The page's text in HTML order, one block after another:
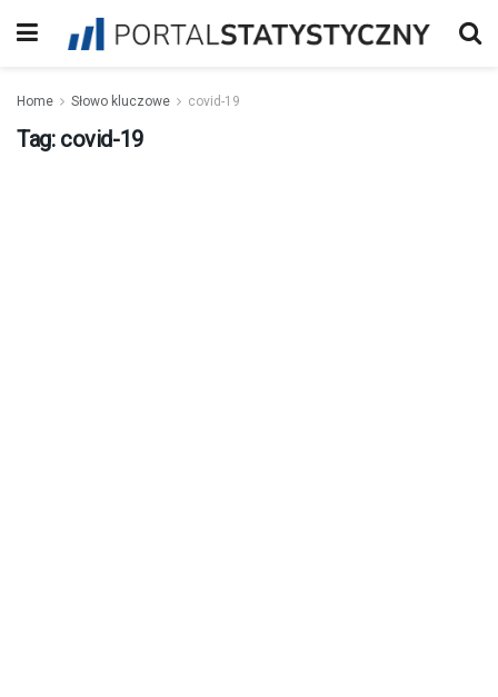
Home Słowo kluczowe covid-19
Tag: covid-19